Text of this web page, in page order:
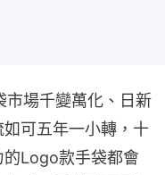
市場千變萬化、日新
可五年一小轉，十
Logo款手袋都會